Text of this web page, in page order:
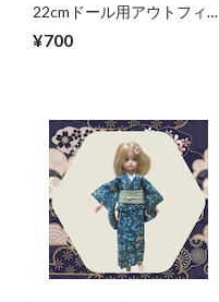
22cmドール用アウトフィッ
ピンク×ドット柄 カジュ
¥700